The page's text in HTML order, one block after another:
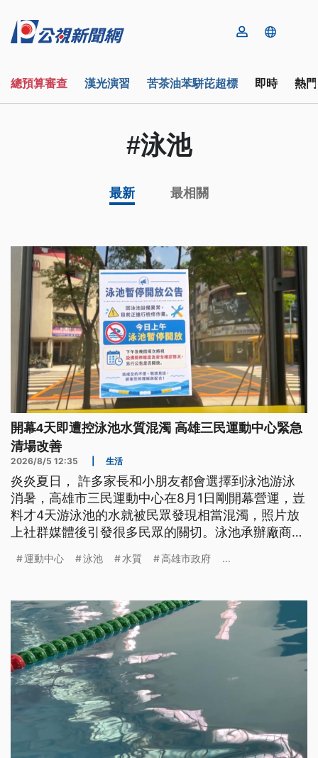
總預算審查 漢光演習 苦茶油苯駢芘超標 即時 熱
#泳池
最新 最相關
開幕4天即遭控泳池水質混濁 高雄三民運動中心緊急
清場改善
2026/8/5 12:35 生活
炎炎夏日， 許多家長和小朋友都會選擇到泳池游泳
消暑，高雄市三民運動中心在8月1日剛開幕營運，豈
料才4天游泳池的水就被民眾發現相當混濁，照片放
上社群媒體後引發很多民眾的關切。泳池承辦廠商表
運動中心 泳池 水質 高雄市政府 ...